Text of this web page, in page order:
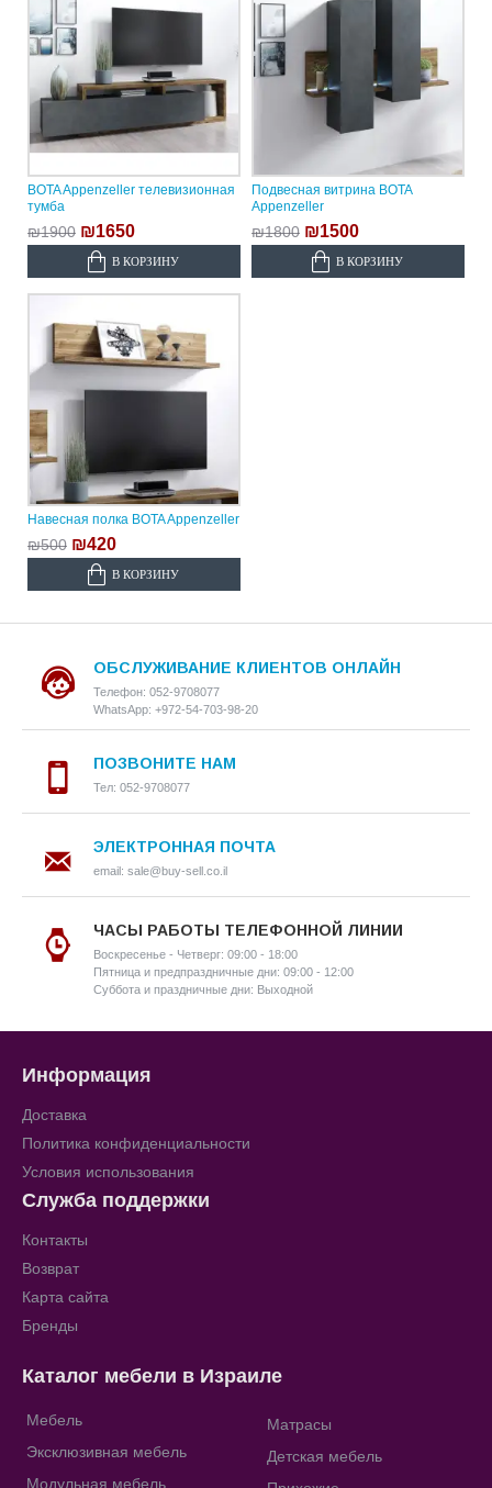
BOTA Appenzeller телевизионная
тумба
₪1900 ₪1650
В КОРЗИНУ
Подвесная витрина BOTA
Appenzeller
₪1800 ₪1500
В КОРЗИНУ
Навесная полка BOTA Appenzeller
₪500 ₪420
В КОРЗИНУ
ОБСЛУЖИВАНИЕ КЛИЕНТОВ ОНЛАЙН
Телефон: 052-9708077
WhatsApp: +972-54-703-98-20
ПОЗВОНИТЕ НАМ
Тел: 052-9708077
ЭЛЕКТРОННАЯ ПОЧТА
email: sale@buy-sell.co.il
ЧАСЫ РАБОТЫ ТЕЛЕФОННОЙ ЛИНИИ
Воскресенье - Четверг: 09:00 - 18:00
Пятница и предпраздничные дни: 09:00 - 12:00
Суббота и праздничные дни: Выходной
Информация
Доставка
Политика конфиденциальности
Условия использования
Служба поддержки
Контакты
Возврат
Карта сайта
Бренды
Каталог мебели в Израиле
Мебель
Эксклюзивная мебель
Модульная мебель
Матрасы
Детская мебель